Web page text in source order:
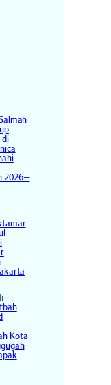
di
2026–
Kota